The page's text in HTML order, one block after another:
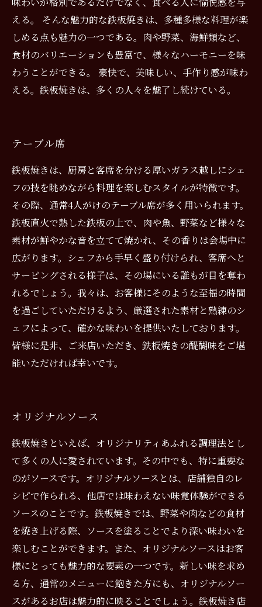
える。 そんな魅力的な鉄板焼きは、多種多様な料理が楽
しめる点も魅力の一つである。肉や野菜、海鮮類など、
食材のバリエーションも豊富で、様々なハーモニーを味
わうことができる。 豪快で、美味しい、手作り感が味わ
える。鉄板焼きは、多くの人々を魅了し続けている。
テーブル席
鉄板焼きは、厨房と客席を分ける厚いガラス越しにシェ
フの技を眺めながら料理を楽しむスタイルが特徴です。
その際、通常4人がけのテーブル席が多く用いられます。
鉄板直火で熱した鉄板の上で、肉や魚、野菜など様々な
素材が鮮やかな音を立てて焼かれ、その香りは会場中に
広がります。シェフから手早く盛り付けられ、客席へと
サービングされる様子は、その場にいる誰もが目を奪わ
れるでしょう。我々は、お客様にそのような至福の時間
を過ごしていただけるよう、厳選された素材と熟練のシ
ェフによって、確かな味わいを提供いたしております。
皆様に是非、ご来店いただき、鉄板焼きの醍醐味をご堪
能いただければ幸いです。
オリジナルソース
鉄板焼きといえば、オリジナリティあふれる調理法とし
て多くの人に愛されています。その中でも、特に重要な
のがソースです。オリジナルソースとは、店舗独自のレ
シピで作られる、他店では味わえない味覚体験ができる
ソースのことです。鉄板焼きでは、野菜や肉などの食材
を焼き上げる際、ソースを塗ることでより深い味わいを
楽しむことができます。また、オリジナルソースはお客
様にとっても魅力的な要素の一つです。新しい味を求め
る方、通常のメニューに飽きた方にも、オリジナルソー
スがあるお店は魅力的に映ることでしょう。鉄板焼き店